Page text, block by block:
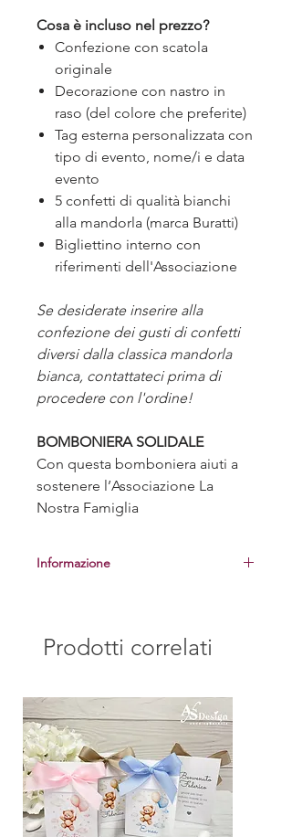
Cosa è incluso nel prezzo?
Confezione con scatola
originale
Decorazione con nastro in
raso (del colore che preferite)
Tag esterna personalizzata con
tipo di evento, nome/i e data
evento
5 confetti di qualità bianchi
alla mandorla (marca Buratti)
Bigliettino interno con
riferimenti dell'Associazione
Se desiderate inserire alla
confezione dei gusti di confetti
diversi dalla classica mandorla
bianca, contattateci prima di
procedere con l'ordine!
BOMBONIERA SOLIDALE
Con questa bomboniera aiuti a
sostenere l’Associazione La
Nostra Famiglia
Informazione
foto del campione per la vostra
approvazione.
Prodotti correlati